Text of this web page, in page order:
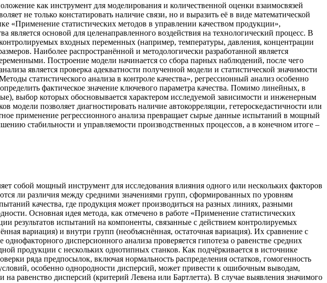
как инструмент для моделирования и количественной оценки взаимосвязей
не только констатировать наличие связи, но и выразить её в виде математической
«Применение статистических методов в управлении качеством продукции»,
основой для целенаправленного воздействия на технологический процесс. В
входных переменных (например, температуры, давления, концентрации
Наиболее распространённой и методологически разработанной является
Построение модели начинается со сбора парных наблюдений, после чего
является проверка адекватности полученной модели и статистической значимости
статистического анализа в контроле качества», регрессионный анализ особенно
фактическое значение ключевого параметра качества. Помимо линейных, в
выбор которых обосновывается характером исследуемой зависимости и инженерным
модели позволяет диагностировать наличие автокорреляции, гетероскедастичности или
применение регрессионного анализа превращает сырые данные испытаний в мощный
стабильности и управляемости производственных процессов, а в конечном итоге –
собой мощный инструмент для исследования влияния одного или нескольких факторов
ли различия между средними значениями групп, сформированных по уровням
качества, где продукция может производиться на разных линиях, разными
Основная идея метода, как отмечено в работе «Применение статистических
результатов испытаний на компоненты, связанные с действием контролируемых
вариация) и внутри групп (необъяснённая, остаточная вариация). Их сравнение с
дисперсионного анализа проверяется гипотеза о равенстве средних
продукции с нескольких однотипных станков. Как подчёркивается в источнике
ряда предпосылок, включая нормальность распределения остатков, гомогенность
особенно однородности дисперсий, может привести к ошибочным выводам,
равенство дисперсий (критерий Левена или Бартлетта). В случае выявления значимого